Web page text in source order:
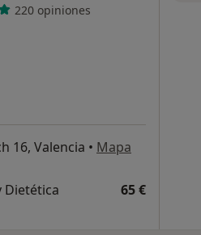
220 opiniones
16, Valencia • Mapa
Dietética 65 €